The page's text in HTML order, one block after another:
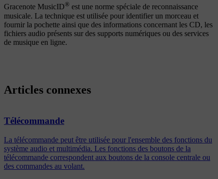
Gracenote MusicID® est une norme spéciale de reconnaissance
musicale. La technique est utilisée pour identifier un morceau et
fournir la pochette ainsi que des informations concernant les CD, les
fichiers audio présents sur des supports numériques ou des services
de musique en ligne.
Articles connexes
Télécommande
La télécommande peut être utilisée pour l'ensemble des fonctions du
système audio et multimédia. Les fonctions des boutons de la
télécommande correspondent aux boutons de la console centrale ou
des commandes au volant.